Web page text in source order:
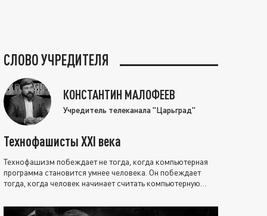
СЛОВО УЧРЕДИТЕЛЯ
КОНСТАНТИН МАЛОФЕЕВ
Учредитель телеканала "Царьград"
Технофашисты XXI века
Технофашизм побеждает не тогда, когда компьютерная
программа становится умнее человека. Он побеждает
тогда, когда человек начинает считать компьютерную